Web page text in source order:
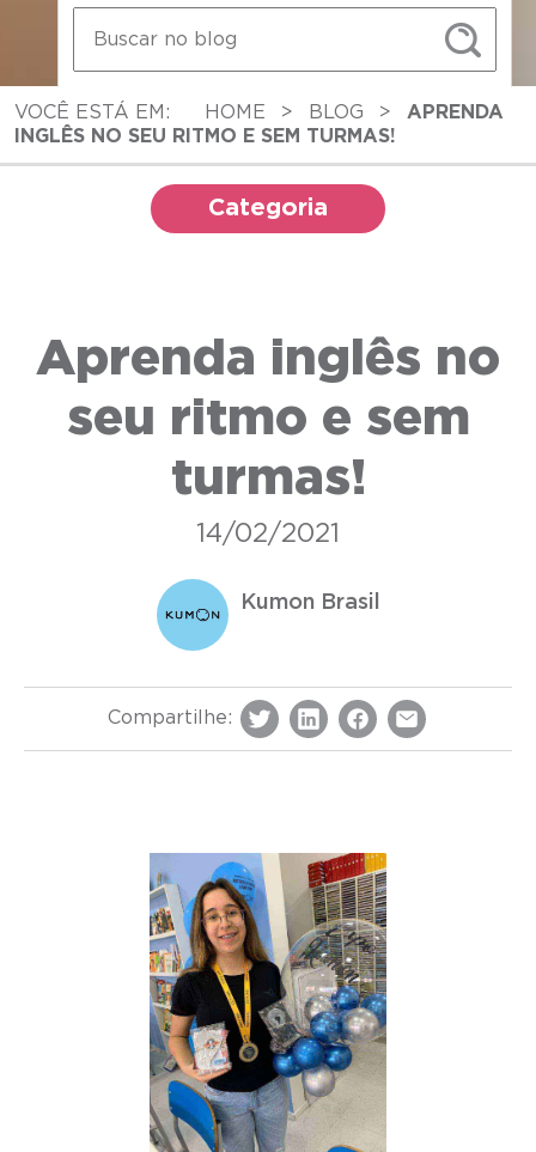
VOCÊ ESTÁ EM: HOME > BLOG >
APRENDA
INGLÊS NO SEU RITMO E SEM TURMAS!
Categoria
Aprenda inglês no
seu ritmo e sem
turmas!
14/02/2021
Kumon Brasil
Compartilhe: